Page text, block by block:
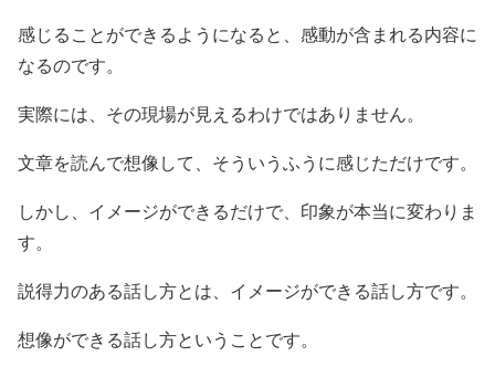
感じることができるようになると、感動が含まれる内容に
なるのです。
実際には、その現場が見えるわけではありません。
文章を読んで想像して、そういうふうに感じただけです。
しかし、イメージができるだけで、印象が本当に変わりま
す。
説得力のある話し方とは、イメージができる話し方です。
想像ができる話し方ということです。